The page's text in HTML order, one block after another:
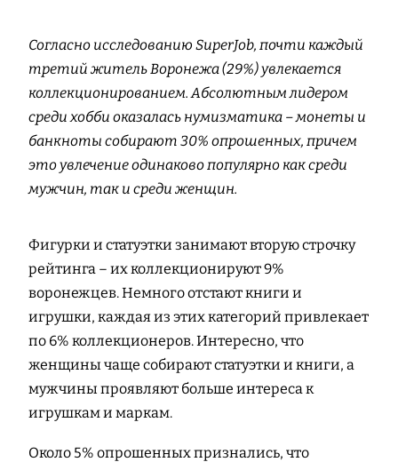
Согласно исследованию SuperJob, почти каждый
третий житель Воронежа (29%) увлекается
коллекционированием. Абсолютным лидером
среди хобби оказалась нумизматика – монеты и
банкноты собирают 30% опрошенных, причем
это увлечение одинаково популярно как среди
мужчин, так и среди женщин.
Фигурки и статуэтки занимают вторую строчку
рейтинга – их коллекционируют 9%
воронежцев. Немного отстают книги и
игрушки, каждая из этих категорий привлекает
по 6% коллекционеров. Интересно, что
женщины чаще собирают статуэтки и книги, а
мужчины проявляют больше интереса к
игрушкам и маркам.
Около 5% опрошенных признались, что